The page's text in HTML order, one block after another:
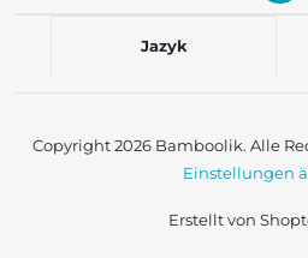
Jazyk
Erstellt von
Copyright 2026 Bamboolik. Alle
Einstellungen